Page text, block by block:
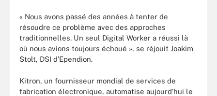
« Nous avons passé des années à tenter de
résoudre ce problème avec des approches
traditionnelles. Un seul Digital Worker a réussi là
où nous avions toujours échoué », se réjouit Joakim
Stolt, DSI d’Ependion.
Kitron, un fournisseur mondial de services de
fabrication électronique, automatise aujourd’hui le